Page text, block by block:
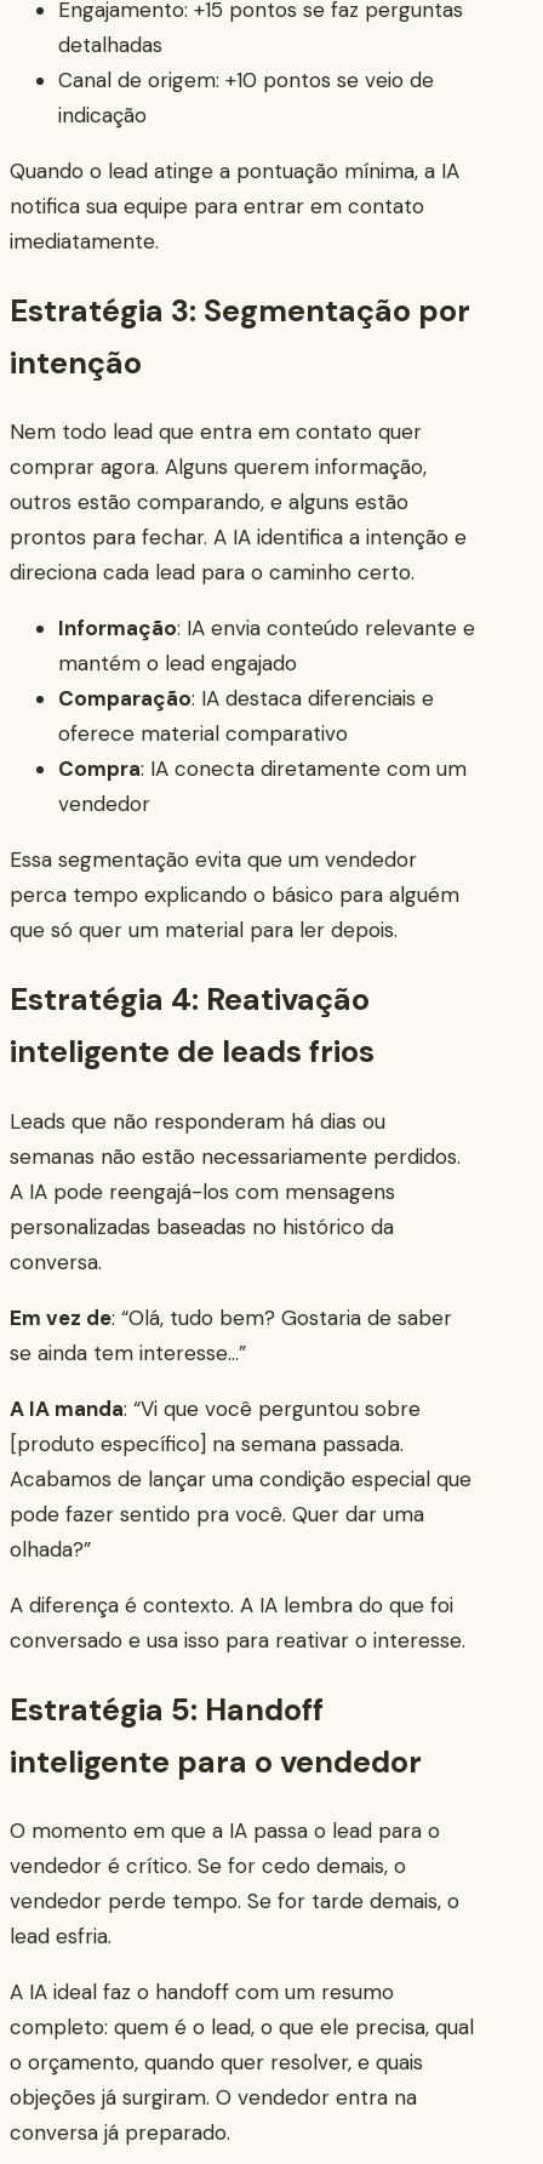
Engajamento: +15 pontos se faz perguntas
detalhadas
Canal de origem: +10 pontos se veio de
indicação
Quando o lead atinge a pontuação mínima, a IA
notifica sua equipe para entrar em contato
imediatamente.
Estratégia 3: Segmentação por
intenção
Nem todo lead que entra em contato quer
comprar agora. Alguns querem informação,
outros estão comparando, e alguns estão
prontos para fechar. A IA identifica a intenção e
direciona cada lead para o caminho certo.
Informação: IA envia conteúdo relevante e
mantém o lead engajado
Comparação: IA destaca diferenciais e
oferece material comparativo
Compra: IA conecta diretamente com um
vendedor
Essa segmentação evita que um vendedor
perca tempo explicando o básico para alguém
que só quer um material para ler depois.
Estratégia 4: Reativação
inteligente de leads frios
Leads que não responderam há dias ou
semanas não estão necessariamente perdidos.
A IA pode reengajá-los com mensagens
personalizadas baseadas no histórico da
conversa.
Em vez de: “Olá, tudo bem? Gostaria de saber
se ainda tem interesse…”
A IA manda: “Vi que você perguntou sobre
[produto específico] na semana passada.
Acabamos de lançar uma condição especial que
pode fazer sentido pra você. Quer dar uma
olhada?”
A diferença é contexto. A IA lembra do que foi
conversado e usa isso para reativar o interesse.
Estratégia 5: Handoff
inteligente para o vendedor
O momento em que a IA passa o lead para o
vendedor é crítico. Se for cedo demais, o
vendedor perde tempo. Se for tarde demais, o
lead esfria.
A IA ideal faz o handoff com um resumo
completo: quem é o lead, o que ele precisa, qual
o orçamento, quando quer resolver, e quais
objeções já surgiram. O vendedor entra na
conversa já preparado.